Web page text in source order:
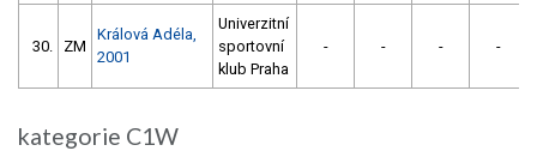
30. ZM
Králová Adéla,
2001
Univerzitní
sportovní
klub Praha
- - - -
kategorie C1W